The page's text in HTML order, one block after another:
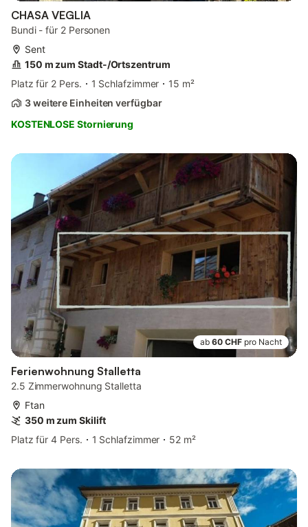
CHASA VEGLIA
Bundi - für 2 Personen
Sent
150 m zum Stadt-/Ortszentrum
Platz für 2 Pers.
1 Schlafzimmer
15 m²
3 weitere Einheiten verfügbar
KOSTENLOSE Stornierung
ab 60 CHF pro Nacht
Ferienwohnung Stalletta
2.5 Zimmerwohnung Stalletta
Ftan
350 m zum Skilift
Platz für 4 Pers.
1 Schlafzimmer 52 m²